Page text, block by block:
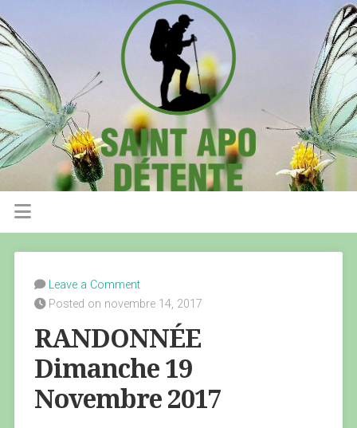
Leave a Comment
Posted on novembre 14, 2017
RANDONNÉE
Dimanche 19
Novembre 2017